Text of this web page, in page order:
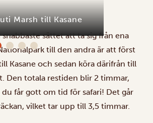
Marsh till Kasane
sättet att ta sig från ena
till den andra är att först
Kasane och sedan köra därifrån till
Den totala restiden blir 2 timmar,
får gott om tid för safari! Det går
vilket tar upp till 3,5 timmar.